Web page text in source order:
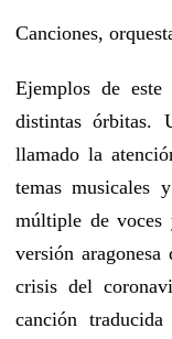
Canciones,
Ejemplos de
distintas órbitas.
llamado la
temas musicales
múltiple de voces
versión
crisis del
canción